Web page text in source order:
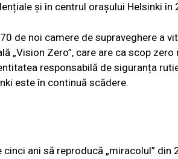
și în centrul orașului Helsinki în
de noi camere de supraveghere a
„Vision Zero”, care are ca scop
responsabilă de siguranța
este în continuă scădere.
ani să reproducă „miracolul” din